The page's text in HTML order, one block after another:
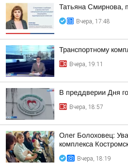
Татьяна Смирнова,
Вчера, 17:48
Транспортному
Вчера, 19:11
В преддверии Дня
Вчера, 18:57
Олег Болоховец:
комплекса
Вчера, 18:19